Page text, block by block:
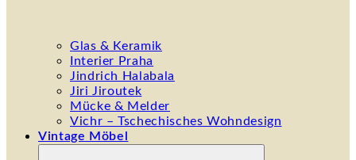
Glas & Keramik
Interier Praha
Jindrich Halabala
Jiri Jiroutek
Mücke & Melder
Vichr – Tschechisches Wohndesign
Vintage Möbel